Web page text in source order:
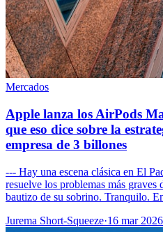
Mercados
Apple lanza los AirPods
que eso dice sobre la
empresa de 3 billones
--- Hay una escena clásica en El
resuelve los problemas más graves
bautizo de su sobrino. Tranquilo.
Jurema Short-Squeeze·16 mar 2026